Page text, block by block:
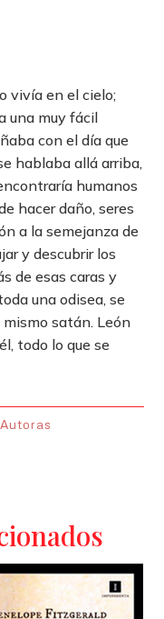
vivía en el cielo;
una muy fácil
con el día que
hablaba allá arriba,
humanos
hacer daño, seres
a la semejanza de
y descubrir los
de esas caras y
una odisea, se
satán. León
todo lo que se
Autoras